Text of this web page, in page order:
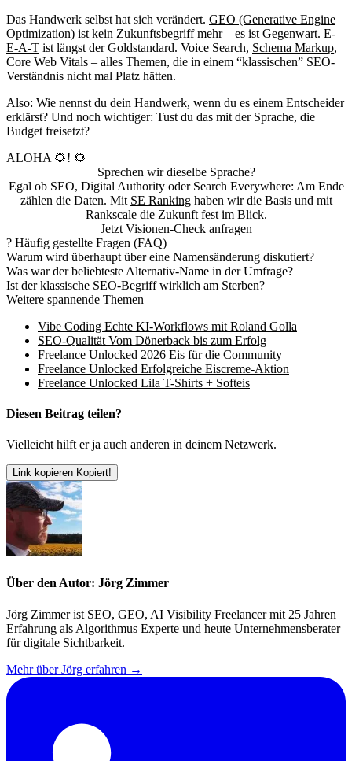
Das Handwerk selbst hat sich verändert. GEO (Generative Engine
Optimization) ist kein Zukunftsbegriff mehr – es ist Gegenwart. E-
E-A-T ist längst der Goldstandard. Voice Search, Schema Markup,
Core Web Vitals – alles Themen, die in einem “klassischen” SEO-
Verständnis nicht mal Platz hätten.
Also: Wie nennst du dein Handwerk, wenn du es einem Entscheider
erklärst? Und noch wichtiger: Tust du das mit der Sprache, die
Budget freisetzt?
ALOHA 🌻! 🌻
Sprechen wir dieselbe Sprache?
Egal ob SEO, Digital Authority oder Search Everywhere: Am Ende
zählen die Daten. Mit SE Rankinghaben wir die Basis und mit
Rankscaledie Zukunft fest im Blick.
Jetzt Visionen-Check anfragen
? Häufig gestellte Fragen (FAQ)
Warum wird überhaupt über eine Namensänderung diskutiert?
Was war der beliebteste Alternativ-Name in der Umfrage?
Ist der klassische SEO-Begriff wirklich am Sterben?
Weitere spannende Themen
Vibe Coding Echte KI-Workflows mit Roland Golla
SEO-Qualität Vom Dönerback bis zum Erfolg
Freelance Unlocked 2026 Eis für die Community
Freelance Unlocked Erfolgreiche Eiscreme-Aktion
Freelance Unlocked Lila T-Shirts + Softeis
Diesen Beitrag teilen?
Vielleicht hilft er ja auch anderen in deinem Netzwerk.
Link kopieren Kopiert!
Über den Autor: Jörg Zimmer
Jörg Zimmer ist SEO, GEO, AI Visibility Freelancer mit 25 Jahren
Erfahrung als Algorithmus Experte und heute Unternehmensberater
für digitale Sichtbarkeit.
Mehr über Jörg erfahren →